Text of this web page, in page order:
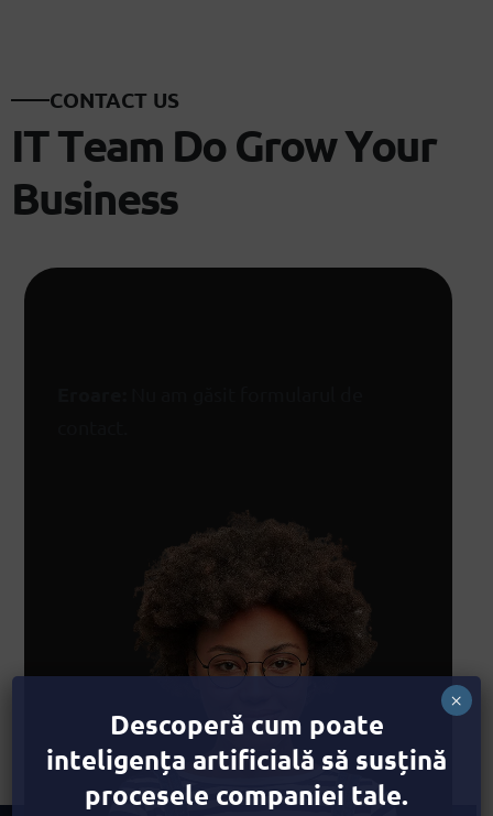
CONTACT US
ITTeam DoGrowYour
Business
Descoperă cum poate
inteligența artificială să susțină
procesele companiei tale.
×